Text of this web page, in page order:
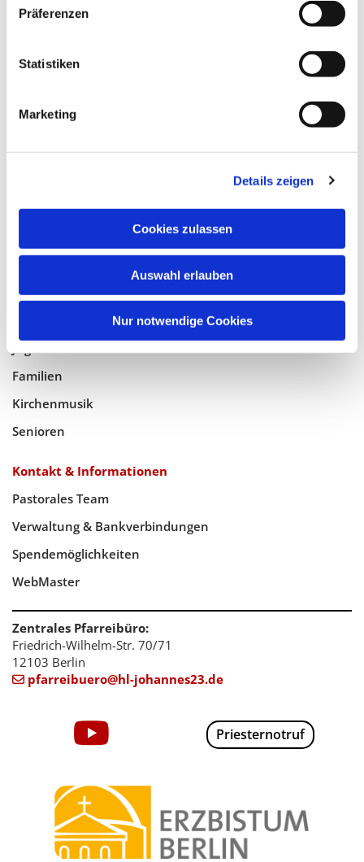
Präferenzen
Statistiken
Marketing
Details zeigen
Cookies zulassen
Auswahl erlauben
Nur notwendige Cookies
Katholische Kirchengemeinde
Tempelhof-Buckow
Geistlicher Raum
Taufe, Kommunion & Trauung
Familien
Kirchenmusik
Senioren
Kontakt & Informationen
Pastorales Team
Verwaltung & Bankverbindungen
Spendemöglichkeiten
WebMaster
Zentrales Pfarreibüro:
Friedrich-Wilhelm-Str. 70/71
12103 Berlin
 pfarreibuero@hl-johannes23.de
Priesternotruf